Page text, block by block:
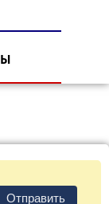
Отправить